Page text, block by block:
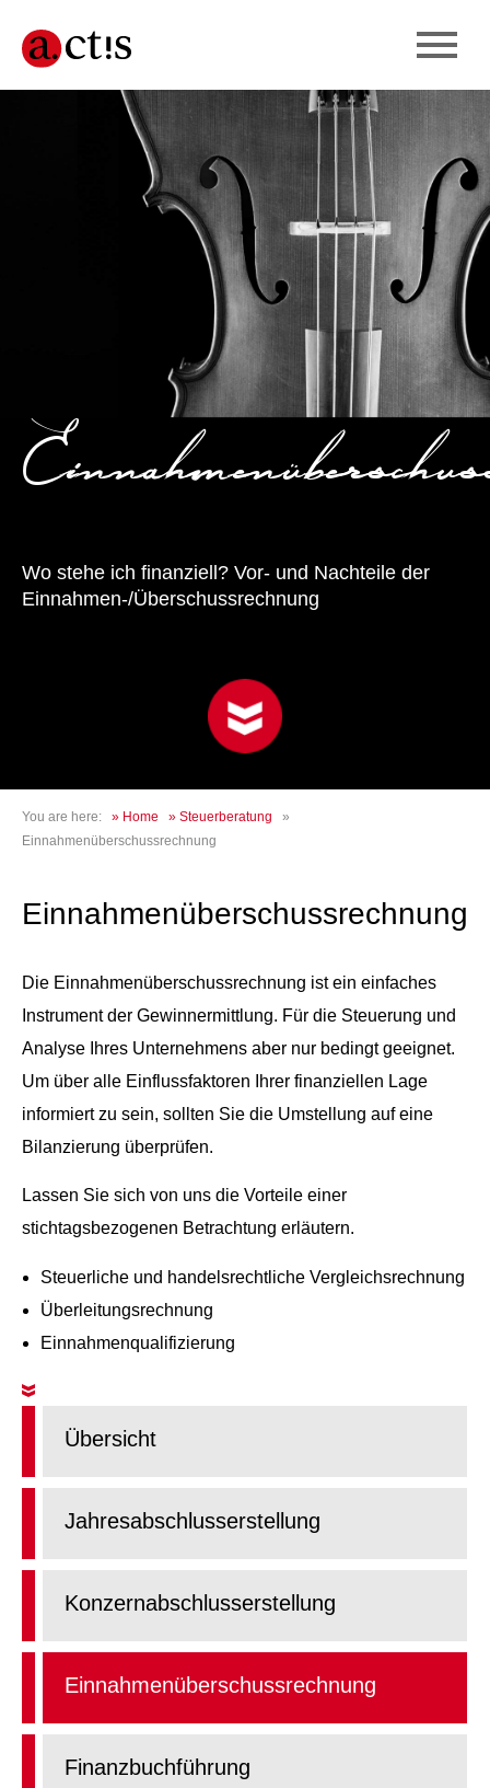
Wo stehe ich finanziell? Vor- und Nachteile der
Einnahmen-/Überschussrechnung
You are here: » Home » Steuerberatung
»
Einnahmenüberschussrechnung
Einnahmenüberschussrechnung
Die Einnahmenüberschussrechnung ist ein einfaches
Instrument der Gewinnermittlung. Für die Steuerung und
Analyse Ihres Unternehmens aber nur bedingt geeignet.
Um über alle Einflussfaktoren Ihrer finanziellen Lage
informiert zu sein, sollten Sie die Umstellung auf eine
Bilanzierung überprüfen.
Lassen Sie sich von uns die Vorteile einer
stichtagsbezogenen Betrachtung erläutern.
Steuerliche und handelsrechtliche Vergleichsrechnung
Überleitungsrechnung
Einnahmenqualifizierung
Übersicht
Jahresabschlusserstellung
Konzernabschlusserstellung
Einnahmenüberschussrechnung
Finanzbuchführung